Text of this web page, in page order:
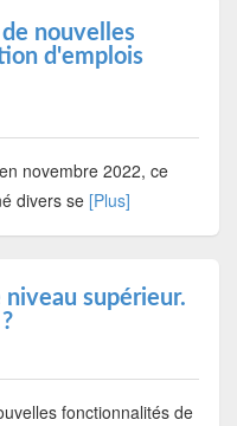
nouvelles
d'emplois
novembre 2022, ce
divers se [Plus]
supérieur.
fonctionnalités de